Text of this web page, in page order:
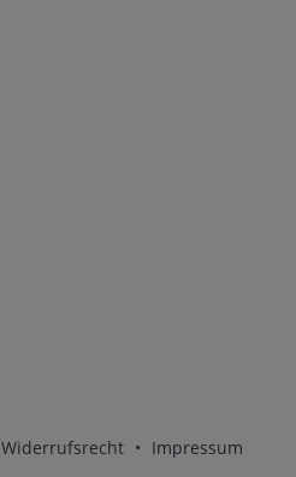
Widerrufsrecht • Impressum